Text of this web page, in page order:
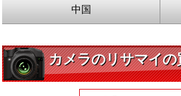
中国